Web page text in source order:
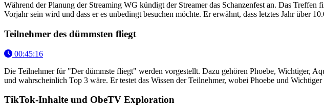
Während der Planung der Streaming WG kündigt der Streamer das Schanzenfest an. Das
Vorjahr sein wird und dass er es unbedingt besuchen möchte. Er erwähnt, dass letztes Jahr über
Teilnehmer des dümmsten fliegt
00:45:16
Die Teilnehmer für "Der dümmste fliegt" werden vorgestellt. Dazu gehören Phoebe, Wichtiger,
und wahrscheinlich Top 3 wäre. Er testet das Wissen der Teilnehmer, wobei Phoebe und
TikTok-Inhalte und ObeTV Exploration